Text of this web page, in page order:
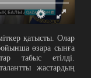
қатысты. Олар
өзара сынға
табыс етілді.
жастардың